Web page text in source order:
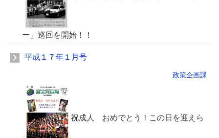
ー」巡回を開始！！
平成１７年１月号
政策企画課
祝成人 おめでとう！この日を迎えら